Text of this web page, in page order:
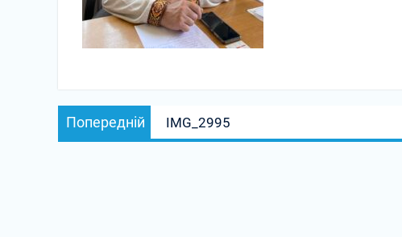
Навігація
записів
Попередній
запис:
IMG_2995